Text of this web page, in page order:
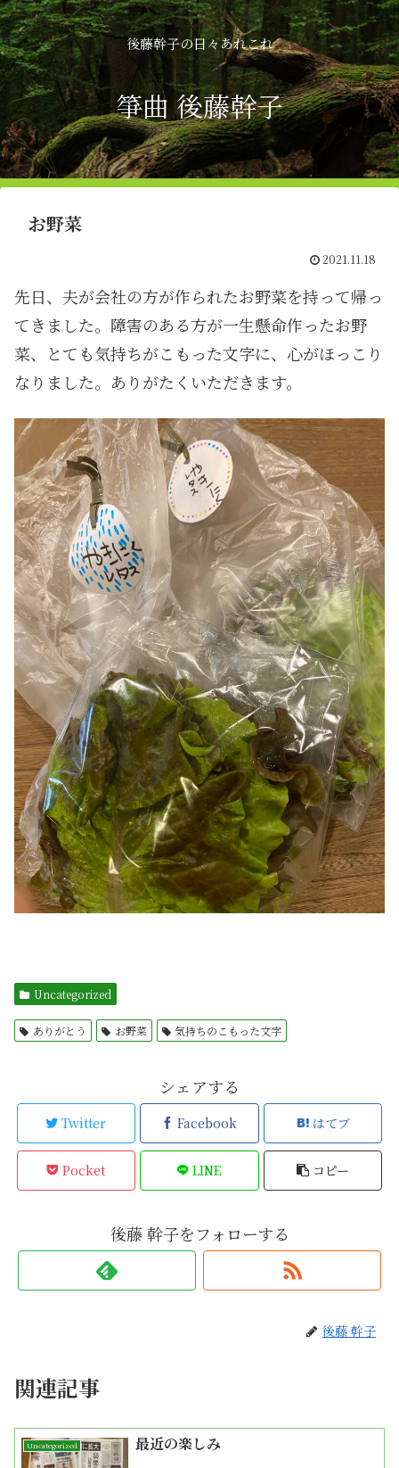
後藤幹子の日々あれこれ
箏曲 後藤幹子
お野菜
2021.11.18
先日、夫が会社の方が作られたお野菜を持って帰っ
てきました。障害のある方が一生懸命作ったお野
菜、とても気持ちがこもった文字に、心がほっこり
なりました。ありがたくいただきます。
Uncategorized
ありがとう お野菜 気持ちのこもった文字
シェアする
Twitter Facebook はてブ
Pocket LINE コピー
後藤 幹子をフォローする
後藤 幹子
関連記事
Uncategorized 最近の楽しみ